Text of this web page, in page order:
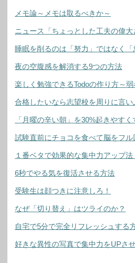
メモ論～メモは取るべきか～
ニュース「ちょっとした工夫の偉大
睡眠を削るのは「努力」ではなく「
夜の空腹感を解消する9つの方法
楽しく勉強できるTodoの作り方～弱
合格したいなら志望校を周りに言い
「月曜の辛い朝」を30%起きやす
試験直前にチョコを食べて脳をフル
１番ベタで効果的な集中力アップ法
6秒でやる気を復活させる方法
受験生は顔つきに注意しろ！
なぜ「切り替え」はツライのか？
自宅で5分で完全リフレッシュする
好きな異性の写真で集中力をUPさ